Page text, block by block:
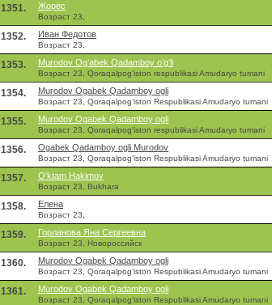
1351. Жорес
Возраст 23,
1352. Иван Федотов
Возраст 23,
1353. Murodov Ogʻabek Qadamboy oʻgʻli
Возраст 23, Qoraqalpogʻiston respublikasi Amudaryo tumani
1354. Murodov Ogabek Qadamboy ogli
Возраст 23, Qoraqalpogʻiston Respublikasi Amudaryo tumani
1355. Murodov Ogabek Qadamboy ogli
Возраст 23, Qoraqalpogʻiston respublikasi Amudaryo tumani
1356. Ogabek Qadamboy ogli Murodov
Возраст 23, Qoraqalpogʻiston Respublikasi Amudaryo tumani
1357. O'ktam Hakimov
Возраст 23, Bukhara
1358. Елена
Возраст 23,
1359. Горланова Яна Сергеевна
Возраст 23, Новороссийск
1360. Murodov Ogabek Qadamboy ogli
Возраст 23, Qoraqalpogʻiston Respublikasi Amudaryo tumani
1361. Murodov Ogabek Qadamboy ogli
Возраст 23, Qoraqalpogʻiston Respublikasi Amudaryo tumani